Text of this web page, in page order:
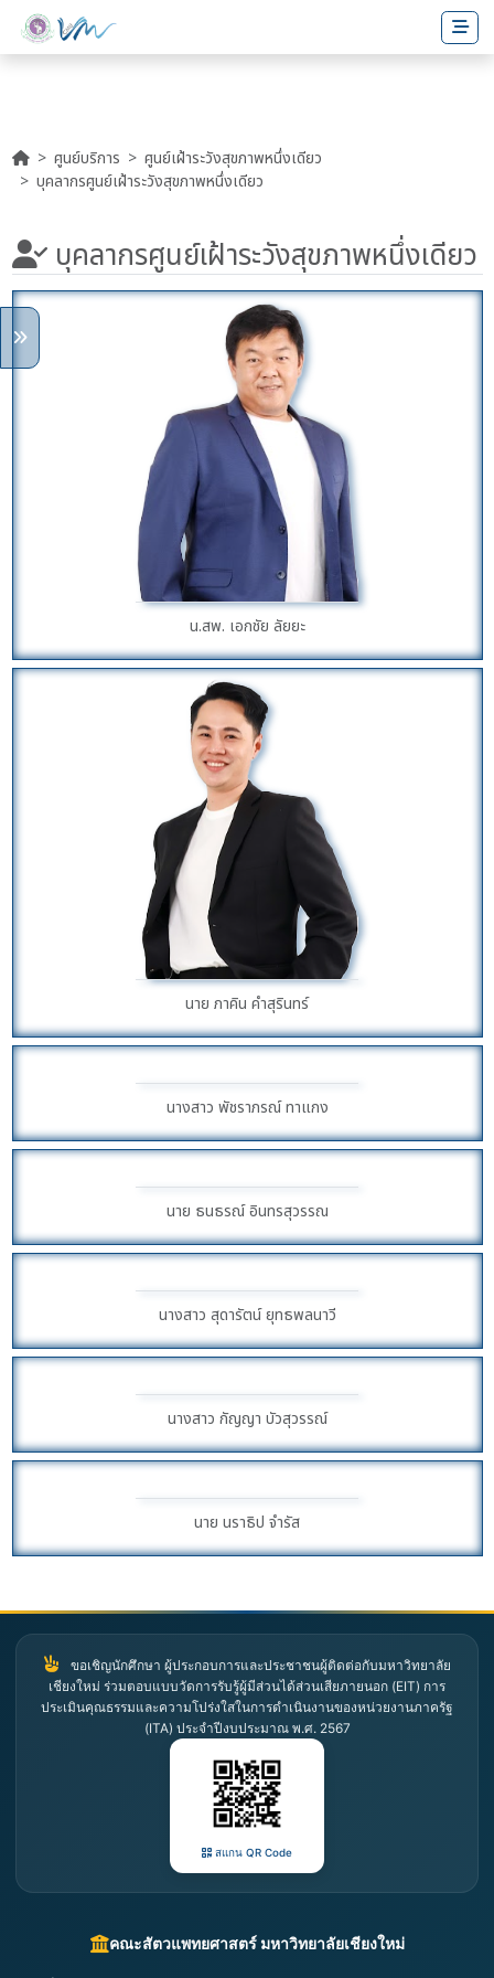
ศูนย์บริการ
ศูนย์เฝ้าระวังสุขภาพหนึ่งเดียว
บุคลากรศูนย์เฝ้าระวังสุขภาพหนึ่งเดียว
บุคลากรศูนย์เฝ้าระวังสุขภาพหนึ่งเดียว
น.สพ. เอกชัย ลัยยะ
นาย ภาคิน คำสุรินทร์
นางสาว พัชราภรณ์ ทาแกง
นาย ธนธรณ์ อินทรสุวรรณ
นางสาว สุดารัตน์ ยุทธพลนาวี
นางสาว กัญญา บัวสุวรรณ์
นาย นราธิป จำรัส
ขอเชิญนักศึกษา ผู้ประกอบการและประชาชนผู้ติดต่อกับมหาวิทยาลัย
เชียงใหม่ ร่วมตอบแบบวัดการรับรู้ผู้มีส่วนได้ส่วนเสียภายนอก (EIT) การ
ประเมินคุณธรรมและความโปร่งใสในการดำเนินงานของหน่วยงานภาครัฐ
(ITA) ประจำปีงบประมาณ พ.ศ. 2567
สแกน QR Code
คณะสัตวแพทยศาสตร์ มหาวิทยาลัยเชียงใหม่